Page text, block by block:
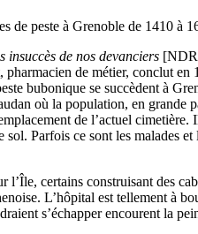
de peste à Grenoble de 1410
insuccès de nos devanciers [NDR
pharmacien de métier, conclut
bubonique se succèdent à
où la population, en
de l’actuel
sol. Parfois ce sont les
certains construisant des
L’hôpital est tellement à
s’échapper encourent la